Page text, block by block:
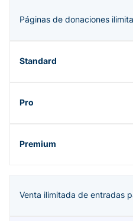
Páginas de donaciones
Venta ilimitada de entradas